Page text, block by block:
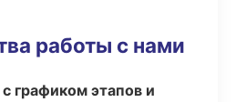
работы с нами
графиком этапов и